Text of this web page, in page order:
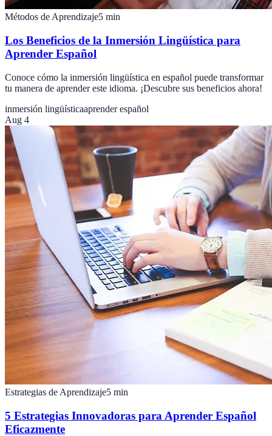
Métodos de Aprendizaje5 min
Los Beneficios de la Inmersión Lingüística para
Aprender Español
Conoce cómo la inmersión lingüística en español puede transformar
tu manera de aprender este idioma. ¡Descubre sus beneficios ahora!
inmersión lingüísticaaprender español
Aug 4
Estrategias de Aprendizaje5 min
5 Estrategias Innovadoras para Aprender Español
Eficazmente